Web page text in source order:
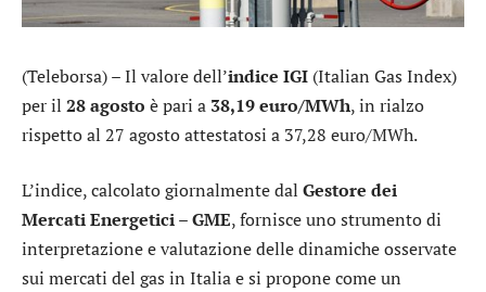
(Teleborsa) – Il valore dell’indice IGI (Italian Gas Index)
per il 28 agosto è pari a 38,19 euro/MWh, in rialzo
rispetto al 27 agosto attestatosi a 37,28 euro/MWh.
L’indice, calcolato giornalmente dal Gestore dei
Mercati Energetici – GME, fornisce uno strumento di
interpretazione e valutazione delle dinamiche osservate
sui mercati del gas in Italia e si propone come un